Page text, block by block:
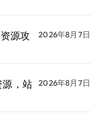
源攻
2026年8月7日
源，站
2026年8月7日